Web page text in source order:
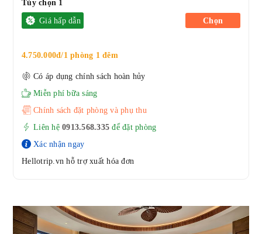
Tùy chọn 1
Giá hấp dẫn
4.750.000đ/1 phòng 1 đêm
Có áp dụng chính sách hoàn hủy
Miễn phí bữa sáng
Chính sách đặt phòng và phụ thu
Liên hệ 0913.568.335 để đặt phòng
Xác nhận ngay
Hellotrip.vn hỗ trợ xuất hóa đơn
Chọn